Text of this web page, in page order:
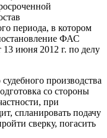
периода, в котором
ФАС
13 июня 2012 г. по делу
производства
со стороны
при
спланировать подачу
сверку, погасить